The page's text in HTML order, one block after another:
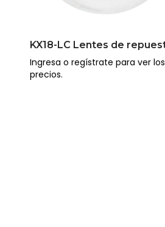
Ingresa o regístrate para ver los
precios.